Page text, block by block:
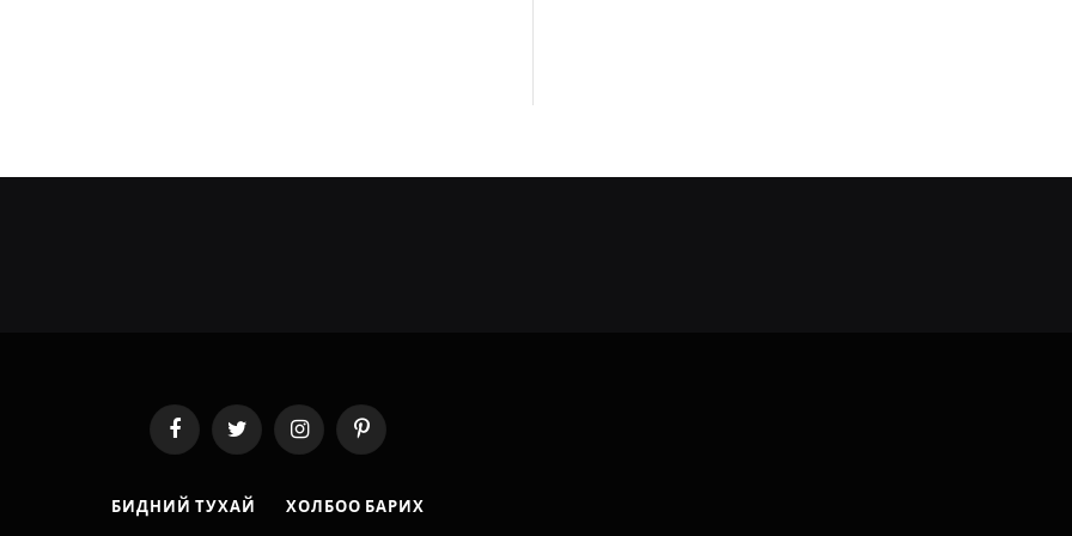
FacebookTwitter InstagramPinterest
БИДНИЙ ТУХАЙ ХОЛБОО БАРИХ